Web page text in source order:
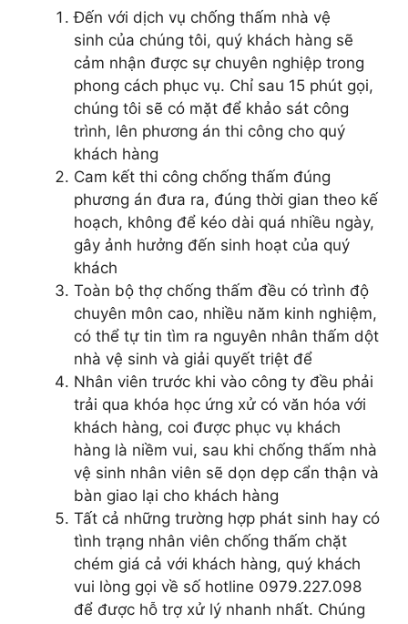
Đến với dịch vụ chống thấm nhà vệ
sinh của chúng tôi, quý khách hàng sẽ
cảm nhận được sự chuyên nghiệp trong
phong cách phục vụ. Chỉ sau 15 phút gọi,
chúng tôi sẽ có mặt để khảo sát công
trình, lên phương án thi công cho quý
khách hàng
Cam kết thi công chống thấm đúng
phương án đưa ra, đúng thời gian theo kế
hoạch, không để kéo dài quá nhiều ngày,
gây ảnh hưởng đến sinh hoạt của quý
khách
Toàn bộ thợ chống thấm đều có trình độ
chuyên môn cao, nhiều năm kinh nghiệm,
có thể tự tin tìm ra nguyên nhân thấm dột
nhà vệ sinh và giải quyết triệt để
Nhân viên trước khi vào công ty đều phải
trải qua khóa học ứng xử có văn hóa với
khách hàng, coi được phục vụ khách
hàng là niềm vui, sau khi chống thấm nhà
vệ sinh nhân viên sẽ dọn dẹp cẩn thận và
bàn giao lại cho khách hàng
Tất cả những trường hợp phát sinh hay có
tình trạng nhân viên chống thấm chặt
chém giá cả với khách hàng, quý khách
vui lòng gọi về số hotline 0979.227.098
để được hỗ trợ xử lý nhanh nhất. Chúng